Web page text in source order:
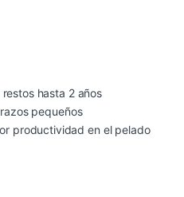
hasta 2 años
pequeños
productividad en el pelado